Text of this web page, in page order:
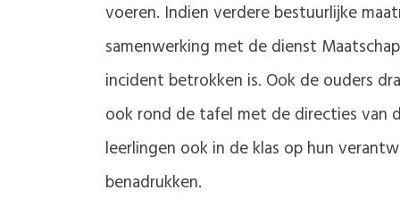
voeren. Indien verdere bestuurlijke
samenwerking met de dienst
incident betrokken is. Ook de ouders
ook rond de tafel met de directies van
leerlingen ook in de klas op hun
benadrukken.